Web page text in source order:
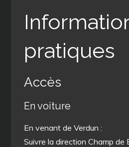
pratiques
Accès
En voiture
En venant de Verdun :
Suivre la direction Champ de